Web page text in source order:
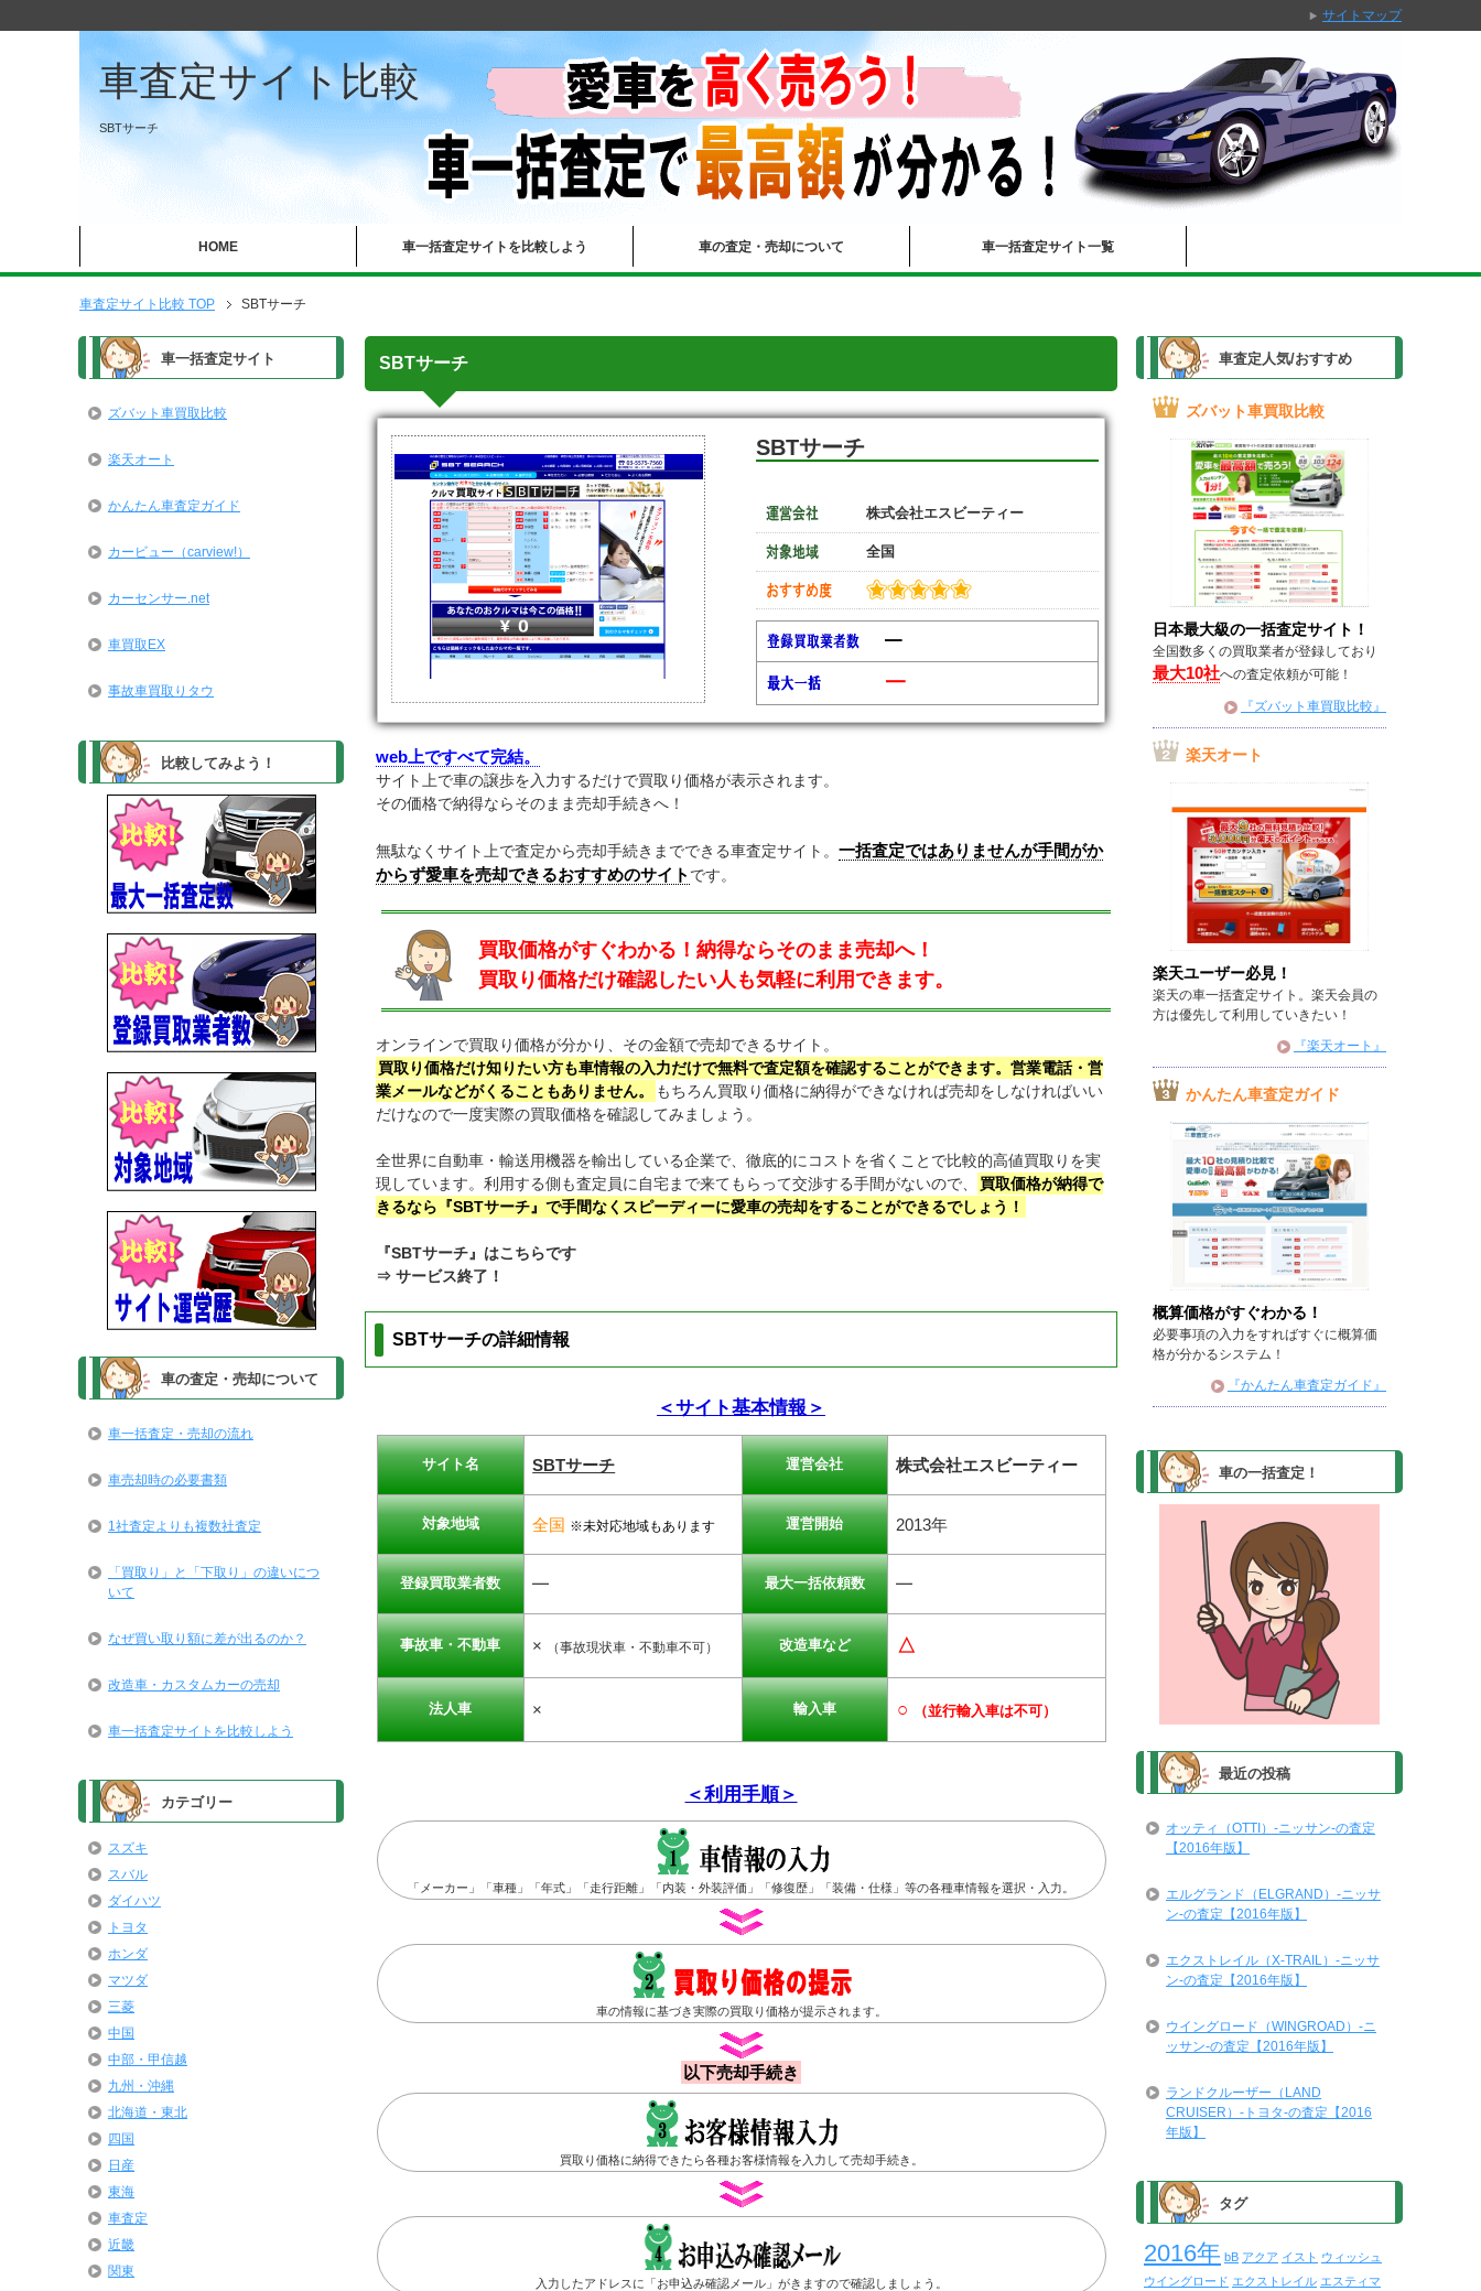
車査定サイト比較
SBTサーチ
HOME 車一括査定サイトを比較しよう 車の査定・売却について 車一括査定サイト一覧
車査定サイト比較 TOP SBTサーチ
SBTサーチ
SBTサーチ
株式会社エスビーティー
全国
━
━
web上ですべて完結。
サイト上で車の譲歩を入力するだけで買取り価格が表示されます。
その価格で納得ならそのまま売却手続きへ！
無駄なくサイト上で査定から売却手続きまでできる車査定サイト。一括査定ではありませんが手間がか
からず愛車を売却できるおすすめのサイト です。
買取価格がすぐわかる！納得ならそのまま売却へ！
買取り価格だけ確認したい人も気軽に利用できます。
オンラインで買取り価格が分かり、その金額で売却できるサイト。
買取り価格だけ知りたい方も車情報の入力だけで無料で査定額を確認することができます。営業電話・営
業メールなどがくることもありません。
もちろん買取り価格に納得ができなければ売却をしなければいい
だけなので一度実際の買取価格を確認してみましょう。
全世界に自動車・輸送用機器を輸出している企業で、徹底的にコストを省くことで比較的高値買取りを実
現しています。利用する側も査定員に自宅まで来てもらって交渉する手間がないので、
買取価格が納得で
きるなら『SBTサーチ』で手間なくスピーディーに愛車の売却をすることができるでしょう！
『SBTサーチ』はこちらです
⇒ サービス終了！
SBTサーチの詳細情報
＜サイト基本情報＞
サイト名 SBTサーチ 運営会社 株式会社エスビーティー
対象地域 全国 ※未対応地域もあります 運営開始 2013年
登録買取業者数 ━ 最大一括依頼数 ━
事故車・不動車 × （事故現状車・不動車不可） 改造車など △
法人車 × 輸入車 ○ （並行輸入車は不可）
＜利用手順＞
「メーカー」「車種」「年式」「走行距離」「内装・外装評価」「修復歴」「装備・仕様」等の各種車情報を選択・入力。
車の情報に基づき実際の買取り価格が提示されます。
以下売却手続き
買取り価格に納得できたら各種お客様情報を入力して売却手続き。
入力したアドレスに「お申込み確認メール」がきますので確認しましょう。
車一括査定サイト
ズバット車買取比較
楽天オート
かんたん車査定ガイド
カービュー（carview!）
カーセンサー.net
車買取EX
事故車買取りタウ
比較してみよう！
車の査定・売却について
車一括査定・売却の流れ
車売却時の必要書類
1社査定よりも複数社査定
「買取り」と「下取り」の違いにつ
いて
なぜ買い取り額に差が出るのか？
改造車・カスタムカーの売却
車一括査定サイトを比較しよう
カテゴリー
スズキ
スバル
ダイハツ
トヨタ
ホンダ
マツダ
三菱
中国
中部・甲信越
九州・沖縄
北海道・東北
四国
日産
東海
車査定
近畿
関東
車査定人気/おすすめ
ズバット車買取比較
日本最大級の一括査定サイト！
全国数多くの買取業者が登録しており
最大10社への査定依頼が可能！
『ズバット車買取比較』
楽天オート
楽天ユーザー必見！
楽天の車一括査定サイト。楽天会員の
方は優先して利用していきたい！
『楽天オート』
かんたん車査定ガイド
概算価格がすぐわかる！
必要事項の入力をすればすぐに概算価
格が分かるシステム！
『かんたん車査定ガイド』
車の一括査定！
最近の投稿
オッティ（OTTI）-ニッサン-の査定
【2016年版】
エルグランド（ELGRAND）-ニッサ
ン-の査定【2016年版】
エクストレイル（X-TRAIL）-ニッサ
ン-の査定【2016年版】
ウイングロード（WINGROAD）-ニ
ッサン-の査定【2016年版】
ランドクルーザー（LAND
CRUISER）-トヨタ-の査定【2016
年版】
タグ
2016年 bB アクア イスト ウィッシュ
ウイングロード エクストレイル エスティマ
サイトマップ